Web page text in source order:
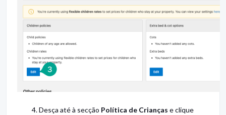
Desça até à secção Política de Crianças e clique